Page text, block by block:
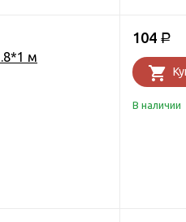
м
104 Р
В наличии